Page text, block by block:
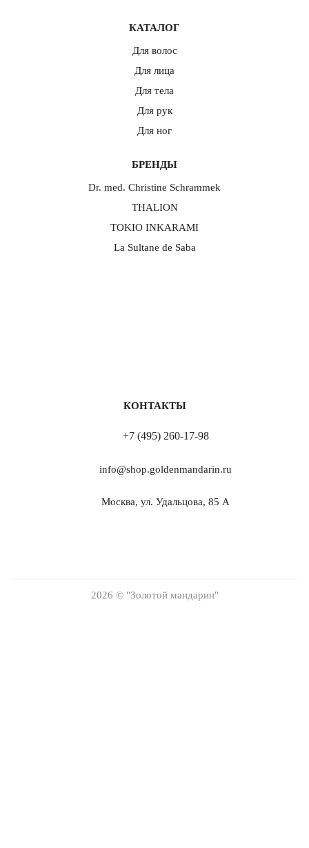
Комплект резинок для волос Beauty Sleep 10 мм
молочный (3 шт)
2 700₽
Комплект резинок для волос Beauty Sleep 30 мм
роза (3 шт)
КАТАЛОГ
Для волос
Для лица
Для тела
Для рук
Для ног
БРЕНДЫ
Dr. med. Christine Schrammek
THALION
TOKIO INKARAMI
La Sultane de Saba
КОНТАКТЫ
+7 (495) 260-17-98
info@shop.goldenmandarin.ru
Москва, ул. Удальцова, 85 А
2026 © "Золотой мандарин"